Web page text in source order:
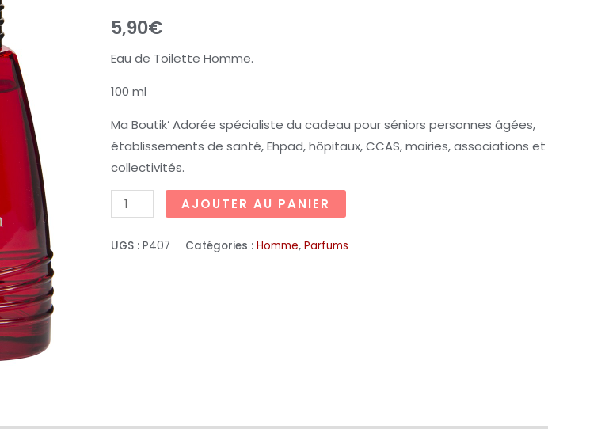
5,90€
Eau de Toilette Homme.
100 ml
Ma Boutik’ Adorée spécialiste du cadeau pour séniors personnes âgées,
établissements de santé, Ehpad, hôpitaux, CCAS, mairies, associations et
collectivités.
AJOUTER AU PANIER
UGS : P407 Catégories : Homme, Parfums